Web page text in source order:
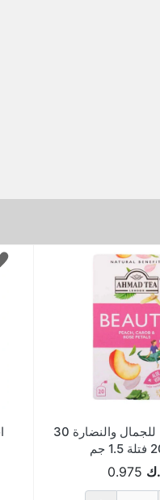
احمد بالخوخ للجمال والنضارة 30
0.975